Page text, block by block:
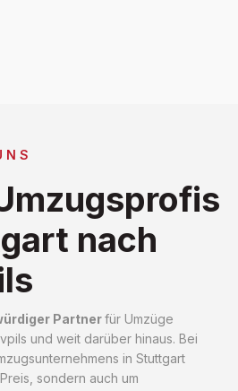
nach
Partnerfür Umzüge
und weit darüber hinaus. Bei
in Stuttgart
sondern auch um